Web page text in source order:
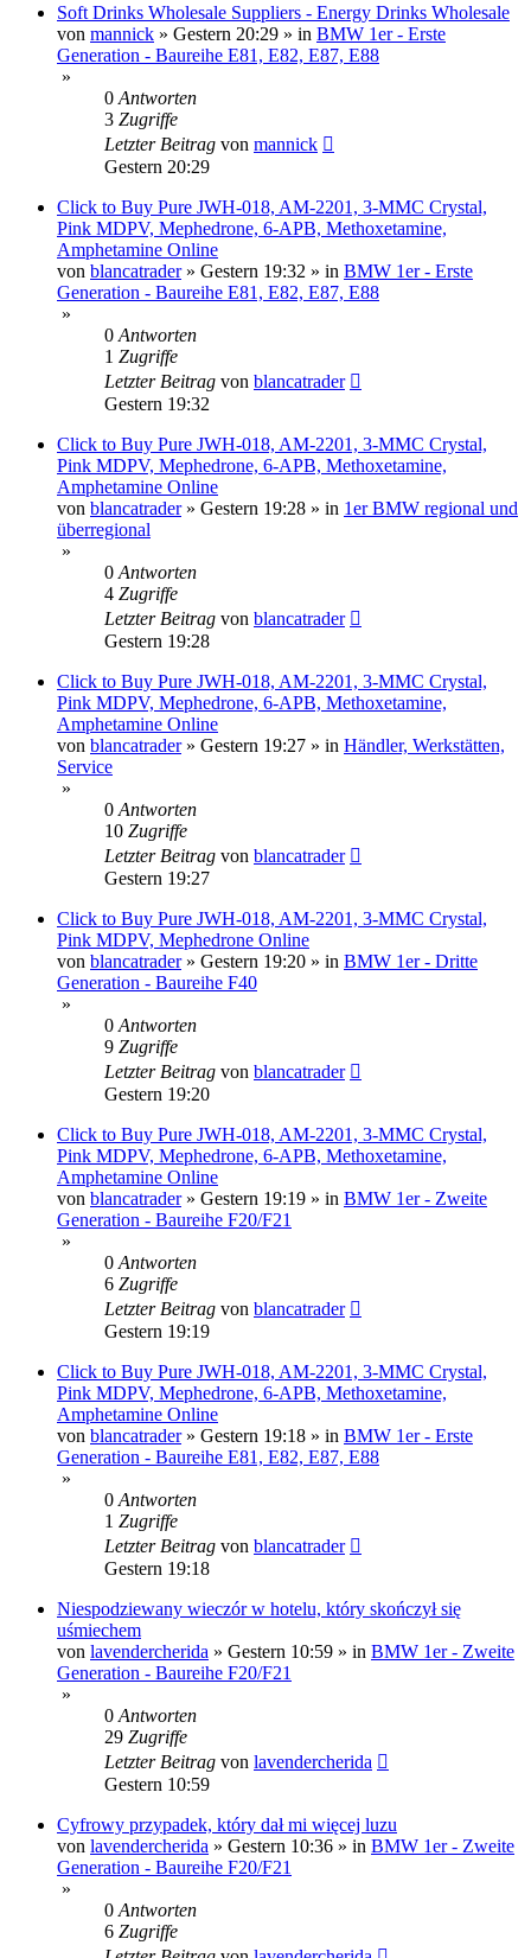
Soft Drinks Wholesale Suppliers - Energy Drinks Wholesale
von mannick » Gestern 20:29 » in BMW 1er - Erste
Generation - Baureihe E81, E82, E87, E88
»
0 Antworten
3 Zugriffe
Letzter Beitrag von mannick
Gestern 20:29
Click to Buy Pure JWH-018, AM-2201, 3-MMC Crystal,
Pink MDPV, Mephedrone, 6-APB, Methoxetamine,
Amphetamine Online
von blancatrader» Gestern 19:32 » in BMW 1er - Erste
Generation - Baureihe E81, E82, E87, E88
»
0 Antworten
1 Zugriffe
Letzter Beitrag von blancatrader
Gestern 19:32
Click to Buy Pure JWH-018, AM-2201, 3-MMC Crystal,
Pink MDPV, Mephedrone, 6-APB, Methoxetamine,
Amphetamine Online
von blancatrader» Gestern 19:28 » in 1er BMW regional und
überregional
»
0 Antworten
4 Zugriffe
Letzter Beitrag von blancatrader
Gestern 19:28
Click to Buy Pure JWH-018, AM-2201, 3-MMC Crystal,
Pink MDPV, Mephedrone, 6-APB, Methoxetamine,
Amphetamine Online
von blancatrader» Gestern 19:27 » in Händler, Werkstätten,
Service
»
0 Antworten
10 Zugriffe
Letzter Beitrag von blancatrader
Gestern 19:27
Click to Buy Pure JWH-018, AM-2201, 3-MMC Crystal,
Pink MDPV, Mephedrone Online
von blancatrader» Gestern 19:20 » in BMW 1er - Dritte
Generation - Baureihe F40
»
0 Antworten
9 Zugriffe
Letzter Beitrag von blancatrader
Gestern 19:20
Click to Buy Pure JWH-018, AM-2201, 3-MMC Crystal,
Pink MDPV, Mephedrone, 6-APB, Methoxetamine,
Amphetamine Online
von blancatrader» Gestern 19:19 » in BMW 1er - Zweite
Generation - Baureihe F20/F21
»
0 Antworten
6 Zugriffe
Letzter Beitrag von blancatrader
Gestern 19:19
Click to Buy Pure JWH-018, AM-2201, 3-MMC Crystal,
Pink MDPV, Mephedrone, 6-APB, Methoxetamine,
Amphetamine Online
von blancatrader» Gestern 19:18 » in BMW 1er - Erste
Generation - Baureihe E81, E82, E87, E88
»
0 Antworten
1 Zugriffe
Letzter Beitrag von blancatrader
Gestern 19:18
Niespodziewany wieczór w hotelu, który skończył się
uśmiechem
von lavendercherida » Gestern 10:59 » in BMW 1er - Zweite
Generation - Baureihe F20/F21
»
0 Antworten
29 Zugriffe
Letzter Beitrag von lavendercherida
Gestern 10:59
Cyfrowy przypadek, który dał mi więcej luzu
von lavendercherida » Gestern 10:36 » in BMW 1er - Zweite
Generation - Baureihe F20/F21
»
0 Antworten
6 Zugriffe